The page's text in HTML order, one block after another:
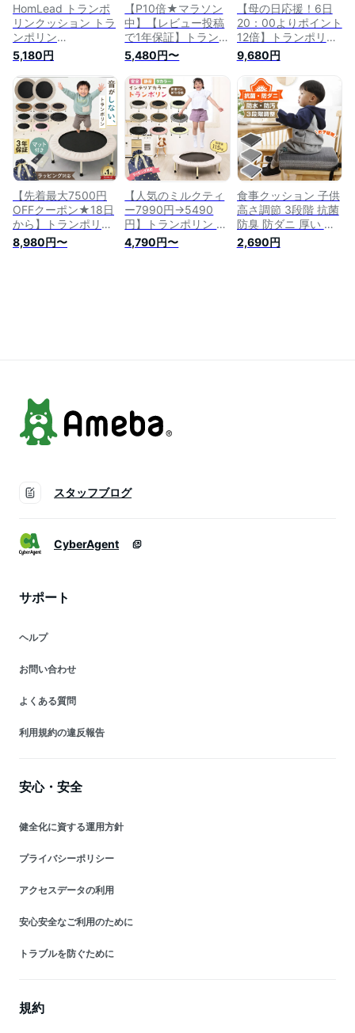
HomLead トランポ
リンクッション トラ
ンポリン
50*50*20cm 100kg
耐荷重 室内用 子供
用 オットマン エク
ササイズ 静音 イン
テリア 運動 座布団
トレーニング ダイエ
ット おしゃれ 家庭
用 大人用
5,180円
【P10倍★マラソン
中】【レビュー投稿
で1年保証】トランポ
リン 子供 ゴム 92cm
家庭用 耐荷重115kg
子供用 スポーツ カ
バー 手すり 大人用
ダイエット 折りたた
み式 おもちゃ体幹ト
レーニング 子ども
小学生 男の子 女の
子 3歳 【30日保証】
プレゼント 孫
5,480円〜
【母の日応援！6日
20：00よりポイント
12倍】トランポリン
高反発 子供 大人用
室内 トランポリン
クッション 子ども
家庭 運動不足解消
室内 子ども クッシ
ョントランポリン 小
さ 静音 小型 簡易 四
角い 座布団 耐荷重
100kg 1年保証 エク
ササイズ
9,680円
【先着最大7500円
OFFクーポン★18日
から】トランポリン
マット付き 家庭用
耐荷重115kg 92cm
8,980円〜
【人気のミルクティ
ー7990円→5490
円】トランポリン 子
供 耐荷重115kg 全9
色 ラッピング可能
4,790円〜
食事クッション 子供
高さ調節 3段階 抗菌
防臭 防ダニ 厚い 座
り心地いい 防水 防
汚 洗濯可能 座布団
2,690円
スタッフブログ
CyberAgent
サポート
ヘルプ
お問い合わせ
よくある質問
利用規約の違反報告
安心・安全
健全化に資する運用方針
プライバシーポリシー
アクセスデータの利用
安心安全なご利用のために
トラブルを防ぐために
規約